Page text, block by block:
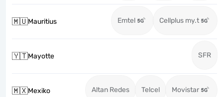
🇲🇺Mauritius Emtel Cellplus my.t
🇾🇹Mayotte SFR
🇲🇽Mexiko Altan Redes Telcel Movistar